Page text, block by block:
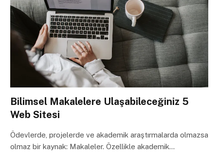
Bilimsel Makalelere Ulaşabileceğiniz 5
Web Sitesi
Ödevlerde, projelerde ve akademik araştırmalarda olmazsa
olmaz bir kaynak: Makaleler. Özellikle akademik…